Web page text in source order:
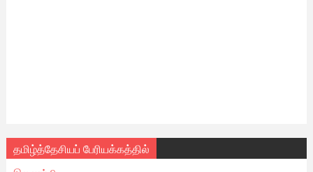
தமிழ்த்தேசியப் பேரியக்கத்தில்